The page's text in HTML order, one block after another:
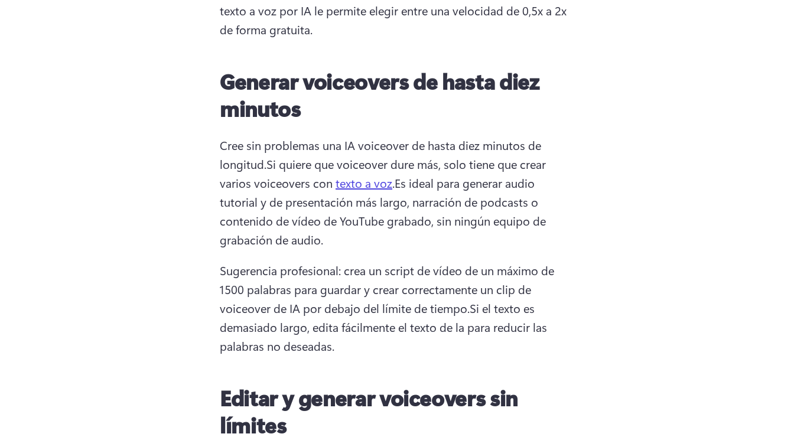
texto a voz por IA le permite elegir entre una velocidad de 0,5x a 2x
de forma gratuita.
Generar voiceovers de hasta diez
minutos
Cree sin problemas una IA voiceover de hasta diez minutos de
longitud.Si quiere que voiceover dure más, solo tiene que crear
varios voiceovers con texto a voz.Es ideal para generar audio
tutorial y de presentación más largo, narración de podcasts o
contenido de vídeo de YouTube grabado, sin ningún equipo de
grabación de audio.
Sugerencia profesional: crea un script de vídeo de un máximo de
1500 palabras para guardar y crear correctamente un clip de
voiceover de IA por debajo del límite de tiempo.Si el texto es
demasiado largo, edita fácilmente el texto de la para reducir las
palabras no deseadas.
Editar y generar voiceovers sin
límites